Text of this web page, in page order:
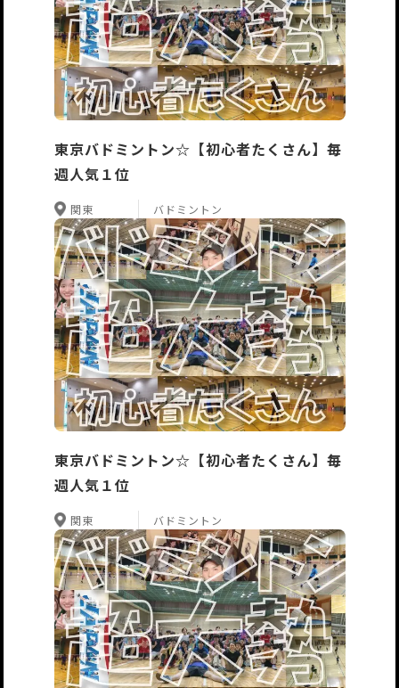
東京バドミントン☆【初心者たくさん】毎
週人気１位
関東 バドミントン
東京バドミントン☆【初心者たくさん】毎
週人気１位
関東 バドミントン